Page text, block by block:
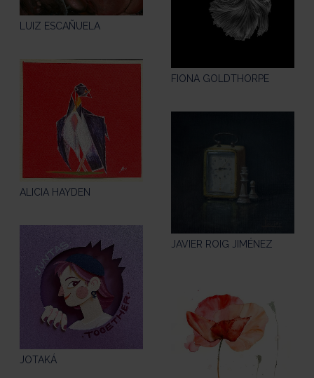
LUIZ ESCAÑUELA
FIONA GOLDTHORPE
ALICIA HAYDEN
JAVIER ROIG JIMÉNEZ
JOTAKÁ